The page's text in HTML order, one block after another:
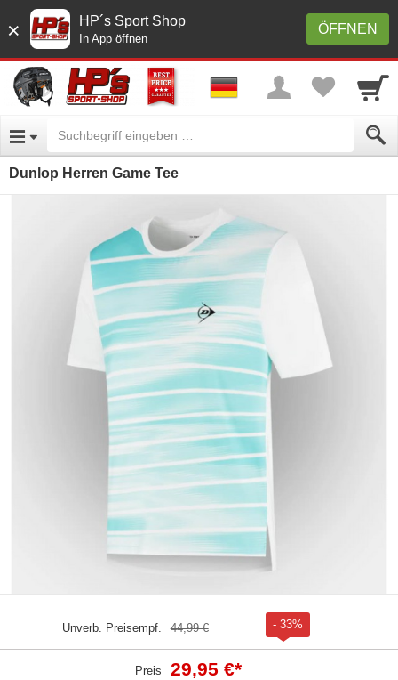
× ÖFFNEN
HP´s Sport Shop
In App öffnen
Dunlop Herren Game Tee
Unverb. Preisempf. 44,99 € - 33%
Preis 29,95 €*